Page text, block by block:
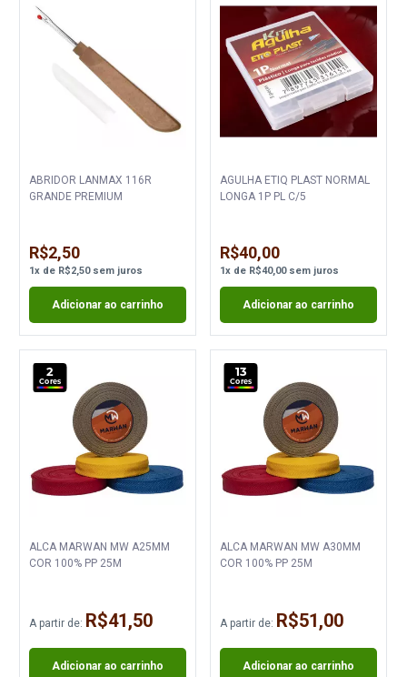
ABRIDOR LANMAX 116R
GRANDE PREMIUM
R$2,50
1x de R$2,50sem juros
Adicionar ao carrinho
AGULHA ETIQ PLAST NORMAL
LONGA 1P PL C/5
R$40,00
1xde R$40,00sem juros
Adicionar ao carrinho
2
Cores
ALCA MARWAN MW A25MM
COR 100% PP 25M
A partir de: R$41,50
Adicionar ao carrinho
13
Cores
ALCA MARWAN MW A30MM
COR 100% PP 25M
A partir de: R$51,00
Adicionar ao carrinho